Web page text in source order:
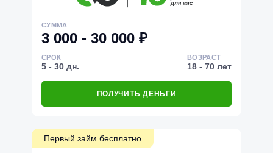
СУММА
3 000 - 30 000 ₽
СРОК
5 - 30 дн.
ВОЗРАСТ
18 - 70 лет
ПОЛУЧИТЬ ДЕНЬГИ
Первый займ бесплатно